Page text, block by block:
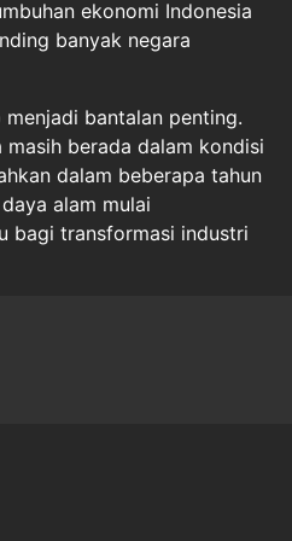
ekonomi Indonesia
banyak negara
bantalan penting.
berada dalam kondisi
dalam beberapa tahun
alam mulai
bagi transformasi industri